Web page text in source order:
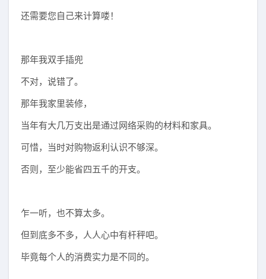
还需要您自己来计算喽！
那年我双手插兜
不对，说错了。
那年我家里装修，
当年有大几万支出是通过网络采购的材料和家具。
可惜，当时对购物返利认识不够深。
否则，至少能省四五千的开支。
乍一听，也不算太多。
但到底多不多，人人心中有杆秤吧。
毕竟每个人的消费实力是不同的。